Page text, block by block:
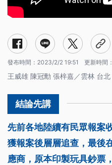
發布時間： 2023/2/2 19:51 更新時間：
王威雄 陳冠勳 張梓嘉／雲林 台
先前各地陸續有民眾報案
獲報案後層層追查，最後
應商，原本印製玩具鈔票